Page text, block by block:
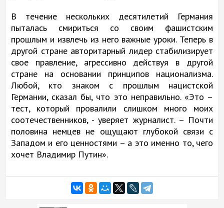
В течение нескольких десятилетий Германия
пыталась смириться со своим фашистским
прошлым и извлечь из него важные уроки. Теперь в
другой стране авторитарный лидер стабилизирует
свое правление, агрессивно действуя в другой
стране на основании принципов национализма.
Любой, кто знаком с прошлым нацистской
Германии, сказал бы, что это неправильно. «Это –
тест, который провалили слишком много моих
соотечественников, - уверяет журналист. – Почти
половина немцев не ощущают глубокой связи с
Западом и его ценностями – а это именно то, чего
хочет Владимир Путин».